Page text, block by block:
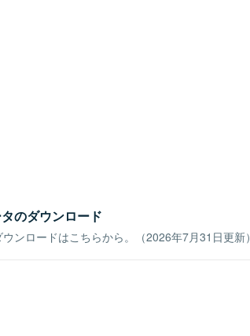
のダウンロード
ンロードはこちらから。（2026年7月31日更新）